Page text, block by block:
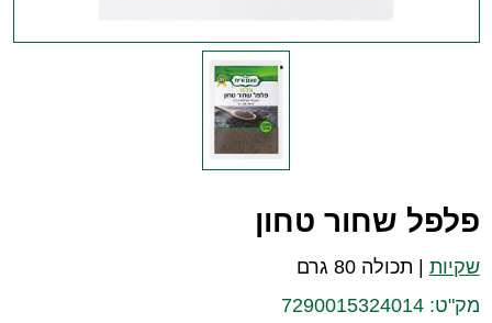
פלפל שחור טחון
שקיות
תכולה 80 גרם
מק"ט: 7290015324014